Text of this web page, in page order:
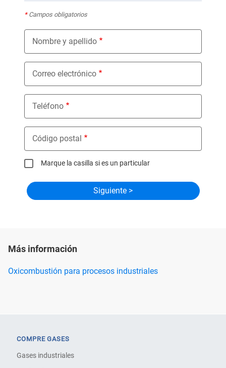
*Campos obligatorios
Nombre y apellido
Correo electrónico
Teléfono
Código postal
Marque la casilla si es un particular
Más información
Oxicombustión para procesos industriales
COMPRE GASES
Gases industriales